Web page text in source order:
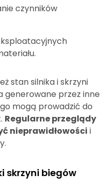
czynników
stan silnika i skrzyni
generowane przez inne
mogą prowadzić do
Regularne przeglądy
nieprawidłowości i
skrzyni biegów